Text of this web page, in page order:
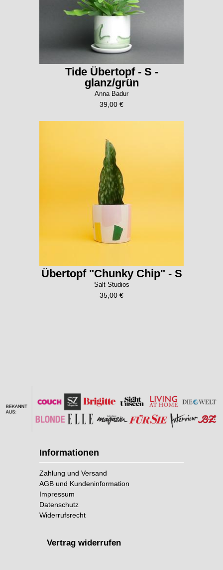
Tide Übertopf - S -
glanz/grün
Anna Badur
39,00 €
Übertopf "Chunky Chip" - S
Salt Studios
35,00 €
Informationen
Zahlung und Versand
AGB und Kundeninformation
Impressum
Datenschutz
Widerrufsrecht
Vertrag widerrufen